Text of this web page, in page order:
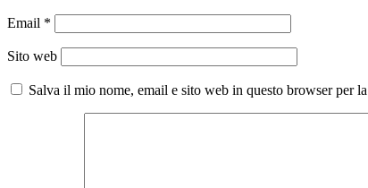
Email *
Sito web
Salva il mio nome, email e sito web in questo browser per